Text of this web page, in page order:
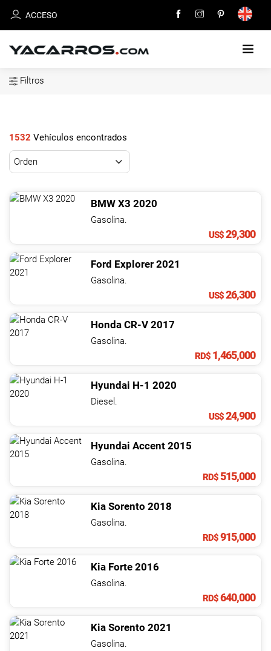
ACCESO
EN
VENTA
TU
NOTICIAS
Filtros
1532 Vehículos encontrados
BMW X3 2020
Gasolina.
US$29,300
Ford Explorer 2021
Gasolina.
US$26,300
Honda CR-V 2017
Gasolina.
RD$ 1,465,000
Hyundai H-1 2020
Diesel.
US$24,900
Hyundai Accent 2015
Gasolina.
RD$515,000
Kia Sorento 2018
Gasolina.
RD$915,000
Kia Forte 2016
Gasolina.
RD$640,000
Kia Sorento 2021
Gasolina.